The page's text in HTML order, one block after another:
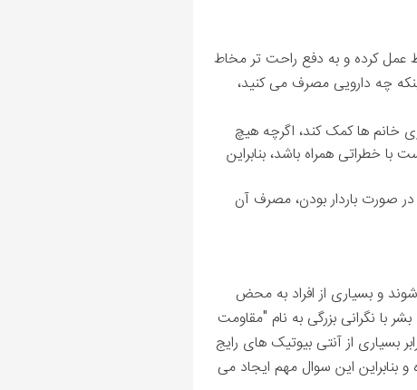
عمل کرده و به دفع راحت تر مخاط
چه دارویی مصرف می کنید،
خانم ها کمک کند، اگرچه هیچ
خطراتی همراه باشد، بنابراین
صورت باردار بودن، مصرف آن
و بسیاری از افراد به محض
با نگرانی بزرگی به نام "مقاومت
بسیاری از آنتی بیوتیک های رایج
بنابراین این سوال مهم ایجاد می